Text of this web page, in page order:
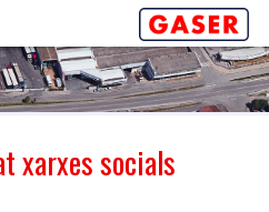
xarxes socials